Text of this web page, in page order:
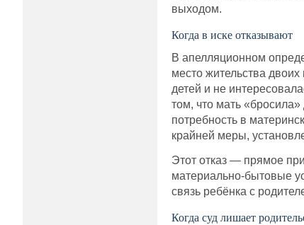
выходом.
Когда в иске отказывают
В апелляционном
место жительства
детей и не
том, что мать
потребность в
крайней меры,
Этот отказ — прямое
материально-бытовые
связь ребёнка с
Когда суд лишает